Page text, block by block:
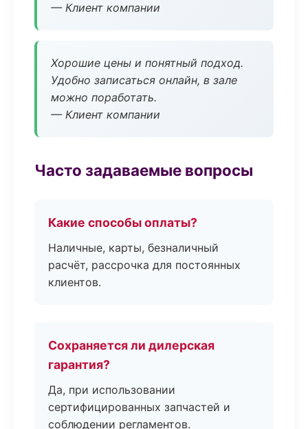
— Клиент компании
Хорошие цены и понятный подход.
Удобно записаться онлайн, в зале
можно поработать.
— Клиент компании
Часто задаваемые вопросы
Какие способы оплаты?
Наличные, карты, безналичный
расчёт, рассрочка для постоянных
клиентов.
Сохраняется ли дилерская
гарантия?
Да, при использовании
сертифицированных запчастей и
соблюдении регламентов.